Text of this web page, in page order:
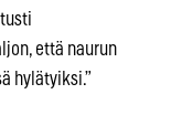
että naurun
hylätyiksi.”